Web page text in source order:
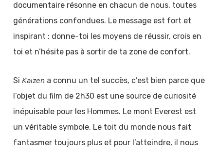
documentaire résonne en chacun de nous, toutes
générations confondues. Le message est fort et
inspirant : donne-toi les moyens de réussir, crois en
toi et n’hésite pas à sortir de ta zone de confort.
Si Kaizen a connu un tel succès, c’est bien parce que
l’objet du film de 2h30 est une source de curiosité
inépuisable pour les Hommes. Le mont Everest est
un véritable symbole. Le toit du monde nous fait
fantasmer toujours plus et pour l’atteindre, il nous